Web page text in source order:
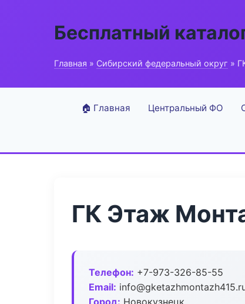
Бесплатный
Главная » Сибирский федеральный округ »
🏠 Главная Центральный ФО
ГК Этаж
Телефон: +7-973-326-85-55
Email:
Город: Новокузнецк